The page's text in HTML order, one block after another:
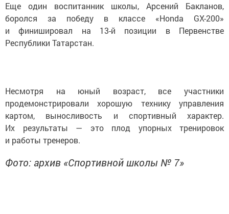
Еще один воспитанник школы, Арсений Бакланов,
боролся за победу в классе «Honda GX-200»
и финишировал на 13-й позиции в Первенстве
Республики Татарстан.
Несмотря на юный возраст, все участники
продемонстрировали хорошую технику управления
картом, выносливость и спортивный характер.
Их результаты — это плод упорных тренировок
и работы тренеров.
Фото: архив «Спортивной школы № 7»